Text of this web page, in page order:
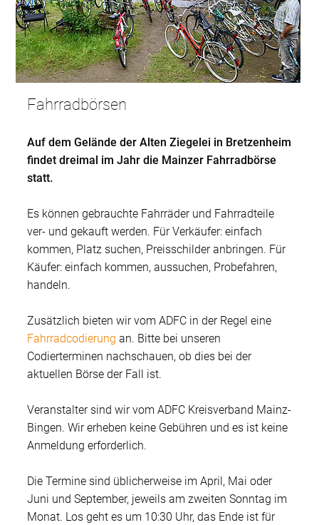
Fahrradbörsen
Auf dem Gelände der Alten Ziegelei in Bretzenheim
findet dreimal im Jahr die Mainzer Fahrradbörse
statt.
Es können gebrauchte Fahrräder und Fahrradteile
ver- und gekauft werden. Für Verkäufer: einfach
kommen, Platz suchen, Preisschilder anbringen. Für
Käufer: einfach kommen, aussuchen, Probefahren,
handeln.
Zusätzlich bieten wir vom ADFC in der Regel eine
Fahrradcodierung an. Bitte bei unseren
Codierterminen nachschauen, ob dies bei der
aktuellen Börse der Fall ist.
Veranstalter sind wir vom ADFC Kreisverband Mainz-
Bingen. Wir erheben keine Gebühren und es ist keine
Anmeldung erforderlich.
Die Termine sind üblicherweise im April, Mai oder
Juni und September, jeweils am zweiten Sonntag im
Monat. Los geht es um 10:30 Uhr, das Ende ist für